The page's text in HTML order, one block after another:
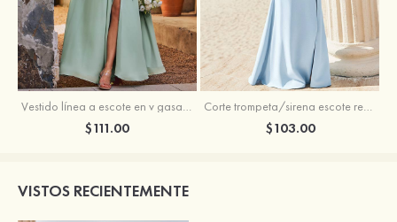
Vestido línea a escote en v gasa hasta el suelo vestido de dama de honor
$111.00
Corte trompeta/sirena escote redondo crepé elástico hasta el suelo vestido de dama de honor
$103.00
VISTOS RECIENTEMENTE